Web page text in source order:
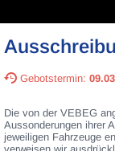
Gebotstermin:
Die von der VEBEG
Aussonderungen ihrer
jeweiligen Fahrzeuge